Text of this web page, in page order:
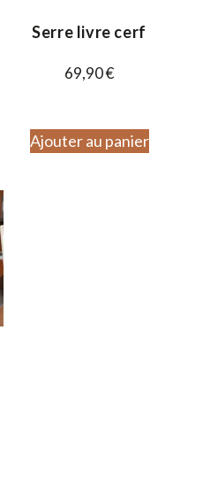
Serre livre cerf
69,90€
Ajouter au panier